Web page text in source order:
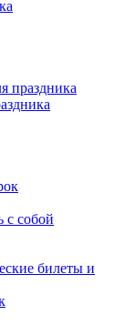
праздника
с собой
билеты и